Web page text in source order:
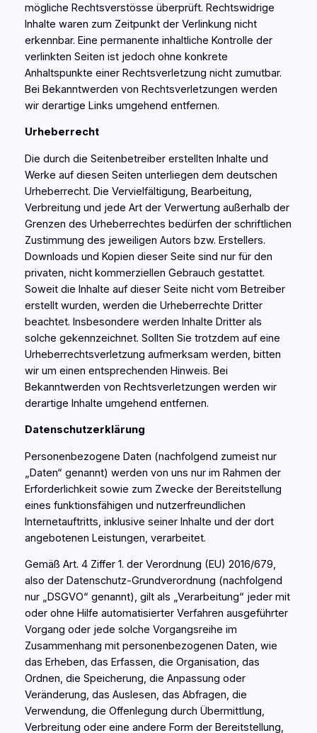
mögliche Rechtsverstösse überprüft. Rechtswidrige
Inhalte waren zum Zeitpunkt der Verlinkung nicht
erkennbar. Eine permanente inhaltliche Kontrolle der
verlinkten Seiten ist jedoch ohne konkrete
Anhaltspunkte einer Rechtsverletzung nicht zumutbar.
Bei Bekanntwerden von Rechtsverletzungen werden
wir derartige Links umgehend entfernen.
Urheberrecht
Die durch die Seitenbetreiber erstellten Inhalte und
Werke auf diesen Seiten unterliegen dem deutschen
Urheberrecht. Die Vervielfältigung, Bearbeitung,
Verbreitung und jede Art der Verwertung außerhalb der
Grenzen des Urheberrechtes bedürfen der schriftlichen
Zustimmung des jeweiligen Autors bzw. Erstellers.
Downloads und Kopien dieser Seite sind nur für den
privaten, nicht kommerziellen Gebrauch gestattet.
Soweit die Inhalte auf dieser Seite nicht vom Betreiber
erstellt wurden, werden die Urheberrechte Dritter
beachtet. Insbesondere werden Inhalte Dritter als
solche gekennzeichnet. Sollten Sie trotzdem auf eine
Urheberrechtsverletzung aufmerksam werden, bitten
wir um einen entsprechenden Hinweis. Bei
Bekanntwerden von Rechtsverletzungen werden wir
derartige Inhalte umgehend entfernen.
Datenschutzerklärung
Personenbezogene Daten (nachfolgend zumeist nur
„Daten“ genannt) werden von uns nur im Rahmen der
Erforderlichkeit sowie zum Zwecke der Bereitstellung
eines funktionsfähigen und nutzerfreundlichen
Internetauftritts, inklusive seiner Inhalte und der dort
angebotenen Leistungen, verarbeitet.
Gemäß Art. 4 Ziffer 1. der Verordnung (EU) 2016/679,
also der Datenschutz-Grundverordnung (nachfolgend
nur „DSGVO“ genannt), gilt als „Verarbeitung“ jeder mit
oder ohne Hilfe automatisierter Verfahren ausgeführter
Vorgang oder jede solche Vorgangsreihe im
Zusammenhang mit personenbezogenen Daten, wie
das Erheben, das Erfassen, die Organisation, das
Ordnen, die Speicherung, die Anpassung oder
Veränderung, das Auslesen, das Abfragen, die
Verwendung, die Offenlegung durch Übermittlung,
Verbreitung oder eine andere Form der Bereitstellung,